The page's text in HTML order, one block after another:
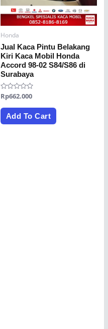
Honda
Jual Kaca Pintu Belakang
Kiri Kaca Mobil Honda
Accord 98-02 S84/S86 di
Surabaya
Rated
out
Rp662.000
Add To Cart